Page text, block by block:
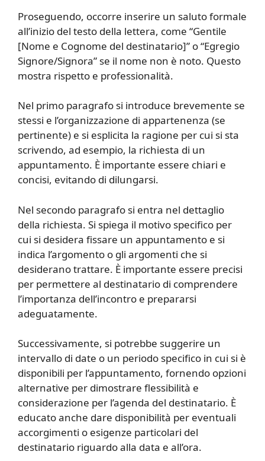
Proseguendo, occorre inserire un saluto formale
all’inizio del testo della lettera, come “Gentile
[Nome e Cognome del destinatario]” o “Egregio
Signore/Signora” se il nome non è noto. Questo
mostra rispetto e professionalità.
Nel primo paragrafo si introduce brevemente se
stessi e l’organizzazione di appartenenza (se
pertinente) e si esplicita la ragione per cui si sta
scrivendo, ad esempio, la richiesta di un
appuntamento. È importante essere chiari e
concisi, evitando di dilungarsi.
Nel secondo paragrafo si entra nel dettaglio
della richiesta. Si spiega il motivo specifico per
cui si desidera fissare un appuntamento e si
indica l’argomento o gli argomenti che si
desiderano trattare. È importante essere precisi
per permettere al destinatario di comprendere
l’importanza dell’incontro e prepararsi
adeguatamente.
Successivamente, si potrebbe suggerire un
intervallo di date o un periodo specifico in cui si è
disponibili per l’appuntamento, fornendo opzioni
alternative per dimostrare flessibilità e
considerazione per l’agenda del destinatario. È
educato anche dare disponibilità per eventuali
accorgimenti o esigenze particolari del
destinatario riguardo alla data e all’ora.